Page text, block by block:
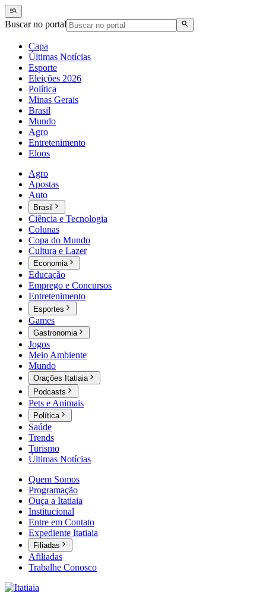
Buscar no portal
Capa
Últimas Notícias
Esporte
Eleições 2026
Política
Minas Gerais
Brasil
Mundo
Agro
Entretenimento
Eloos
Agro
Apostas
Auto
Brasil
Ciência e Tecnologia
Colunas
Copa do Mundo
Cultura e Lazer
Economia
Educação
Emprego e Concursos
Entretenimento
Esportes
Games
Gastronomia
Jogos
Meio Ambiente
Mundo
Orações Itatiaia
Podcasts
Pets e Animais
Política
Saúde
Trends
Turismo
Últimas Notícias
Quem Somos
Programação
Ouça a Itatiaia
Institucional
Entre em Contato
Expediente Itatiaia
Filiadas
Afiliadas
Trabalhe Conosco